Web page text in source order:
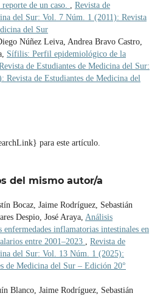
de un caso. , Revista de
del Sur: Vol. 7 Núm. 1 (2011): Revista
del Sur
Núñez Leiva, Andrea Bravo Castro,
Sífilis: Perfil epidemiológico de la
de Estudiantes de Medicina del Sur:
Revista de Estudiantes de Medicina del
para este artículo.
del mismo autor/a
Bocaz, Jaime Rodríguez, Sebastián
Despio, José Araya, Análisis
inflamatorias intestinales en
entre 2001–2023 , Revista de
del Sur: Vol. 13 Núm. 1 (2025):
de Medicina del Sur – Edición 20°
Blanco, Jaime Rodríguez, Sebastián